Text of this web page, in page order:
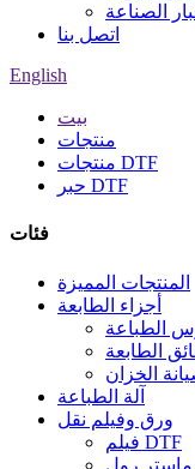
الصناعة
اتصل بنا
English
بيت
منتجات
منتجات DTF
حبر DTF
فئات
المنتجات المميزة
أجزاء الطابعة
الطباعة
الطابعة
الخزان
آلة الطباعة
ورق وفيلم نقل
فيلم DTF
ماستر رول